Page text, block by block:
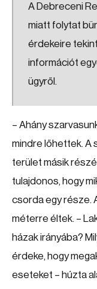
A Debreceni
miatt folytat
érdekeire
információt
ügyről.
– Ahány
mindre lőhettek. A
terület másik
tulajdonos, hogy
csorda egy része.
méterre éltek. –
házak irányába?
érdeke, hogy
eseteket – húzta